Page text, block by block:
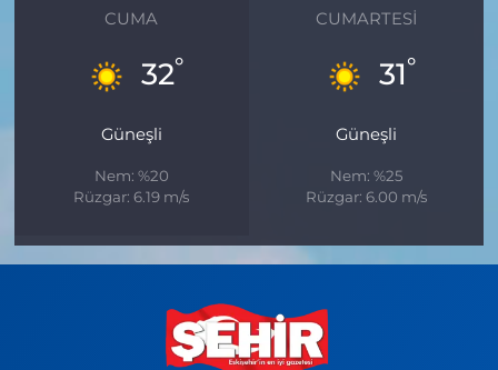
CUMA
32°
Güneşli
Nem: %20
Rüzgar: 6.19 m/s
CUMARTESI
31°
Güneşli
Nem: %25
Rüzgar: 6.00 m/s